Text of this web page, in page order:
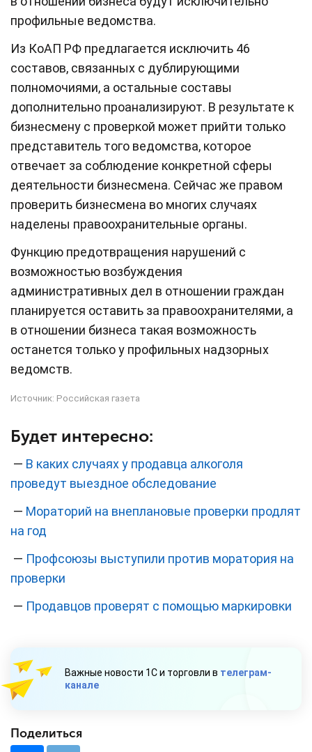
профильные ведомства.
Из КоАП РФ предлагается исключить 46
составов, связанных с дублирующими
полномочиями, а остальные составы
дополнительно проанализируют. В результате к
бизнесмену с проверкой может прийти только
представитель того ведомства, которое
отвечает за соблюдение конкретной сферы
деятельности бизнесмена. Сейчас же правом
проверить бизнесмена во многих случаях
наделены правоохранительные органы.
Функцию предотвращения нарушений с
возможностью возбуждения
административных дел в отношении граждан
планируется оставить за правоохранителями, а
в отношении бизнеса такая возможность
останется только у профильных надзорных
ведомств.
Источник: Российская газета
Будет интересно:
— В каких случаях у продавца алкоголя
проведут выездное обследование
— Мораторий на внеплановые проверки продлят
на год
— Профсоюзы выступили против моратория на
проверки
— Продавцов проверят с помощью маркировки
Важные новости 1С и торговли в телеграм-
канале
Поделиться